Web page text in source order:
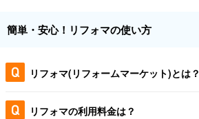
簡単・安心！リフォマの使い方
リフォマ(リフォームマーケット)とは？
リフォマの利用料金は？